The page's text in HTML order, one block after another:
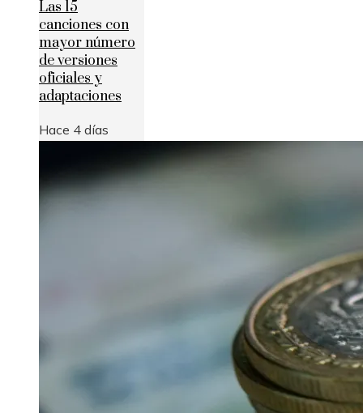
Las 15
canciones con
mayor número
de versiones
oficiales y
adaptaciones
Hace 4 días